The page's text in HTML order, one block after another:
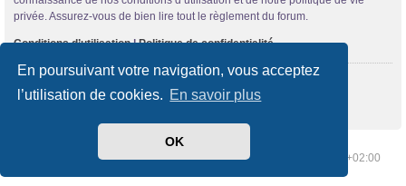
En poursuivant votre navigation, vous acceptez
l’utilisation de cookies. En savoir plus
OK
privée. Assurez-vous de bien lire tout le règlement du forum.
Conditions d’utilisation|Politique de confidentialité
S’enregistrer
Supprimer les cookies Heures au format UTC+02:00